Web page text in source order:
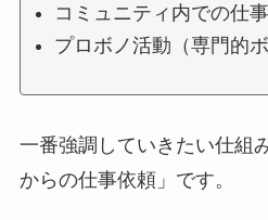
コミュニティ内での仕
プロボノ活動（専門的
一番強調していきたい仕組
からの仕事依頼」です。